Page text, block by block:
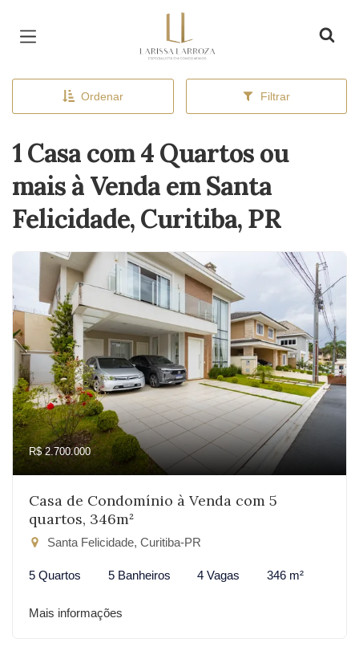
Ordenar Filtrar
1 Casa com 4 Quartos ou
mais à Venda em Santa
Felicidade, Curitiba, PR
R$ 2.700.000
Casa de Condomínio à Venda com 5
quartos, 346m²
Santa Felicidade, Curitiba-PR
5 Quartos 5 Banheiros 4 Vagas 346 m²
Mais informações